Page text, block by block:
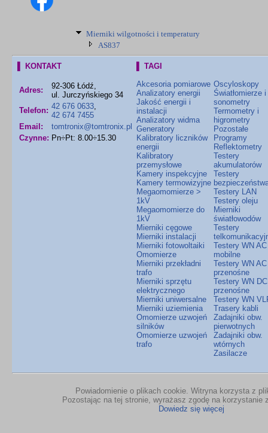
Mierniki wilgotności i temperatury
AS837
▌ KONTAKT
Adres:
92-306 Łódź,
ul. Jurczyńskiego 34
Telefon: 42 676 0633,
42 674 7455
Email:
tomtronix@tomtronix.pl
Czynne: Pn÷Pt: 8.00÷15.30
▌ TAGI
Akcesoria pomiarowe
Analizatory energii
Jakość energii i
instalacji
Analizatory widma
Generatory
Kalibratory liczników
energii
Kalibratory
przemysłowe
Kamery inspekcyjne
Kamery termowizyjne
Megaomomierze >
1kV
Megaomomierze do
1kV
Mierniki cęgowe
Mierniki instalacji
Mierniki fotowoltaiki
Omomierze
Mierniki przekładni
trafo
Mierniki sprzętu
elektrycznego
Mierniki uniwersalne
Mierniki uziemienia
Omomierze uzwojeń
silników
Omomierze uzwojeń
trafo
Oscyloskopy
Światłomierze i
sonometry
Termometry i
higrometry
Pozostałe
Programy
Reflektometry
Testery
akumulatorów
Testery
Testery LAN
Testery oleju
Mierniki
światłowodów
Testery
Testery WN AC
mobilne
Testery WN AC
przenośne
Testery WN DC
przenośne
Testery WN
Trasery kabli
Zadajniki obw.
pierwotnych
Zadajniki obw.
wtórnych
Zasilacze
Powiadomienie o plikach cookie. Witryna korzysta z
Pozostając na tej stronie, wyrażasz zgodę na korzystanie
Dowiedz się więcej